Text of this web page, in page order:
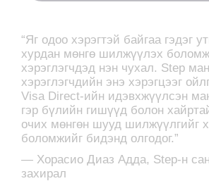
“Яг одоо хэрэгтэй байгаа гэдэг
хурдан мөнгө шилжүүлэх
хэрэглэгчдэд нэн чухал. Step
хэрэглэгчдийн энэ хэрэгцээг
Visa Direct-ийн идэвхжүүлсэн
гэр бүлийн гишүүд болон
очих мөнгөн шууд шилжүүлгийг
боломжийг бидэнд олгодог.”
— Хорасио Диаз Адда, Step-н
захирал